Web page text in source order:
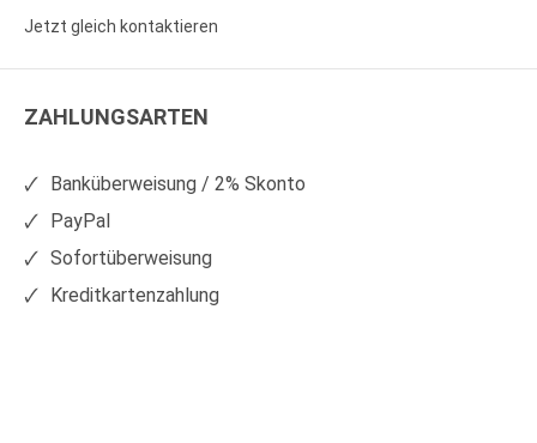
Sie
auf
Sie
auf
Jetzt gleich kontaktieren
ZAHLUNGSARTEN
Banküberweisung / 2% Skonto
PayPal
Sofortüberweisung
Kreditkartenzahlung